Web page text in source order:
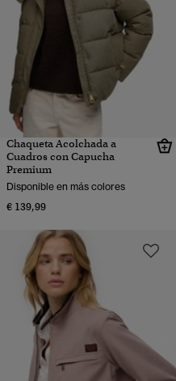
Chaqueta Acolchada a
Cuadros con Capucha
Premium
Disponible en más colores
€ 139,99